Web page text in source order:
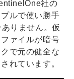
社の
ルで使い勝手
りません。仮
ァイルが暗号
で元の健全な
れています。